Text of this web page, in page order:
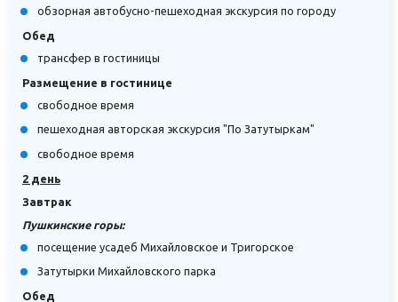
обзорная автобусно-пешеходная экскурсия по городу
Обед
трансфер в гостиницы
Размещение в гостинице
cвободное время
пешеходная авторская экскурсия "По Затутыркам"
cвободное время
2 день
Завтрак
Пушкинские горы:
посещение усадеб Михайловское и Тригорское
Затутырки Михайловского парка
Обед